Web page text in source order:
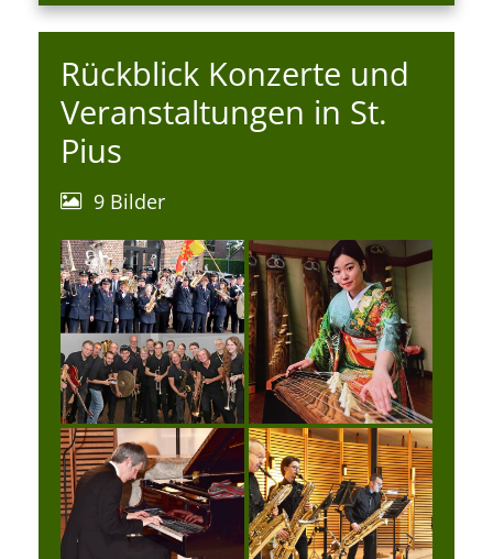
Rückblick Konzerte und
Veranstaltungen in St.
Pius
9 Bilder